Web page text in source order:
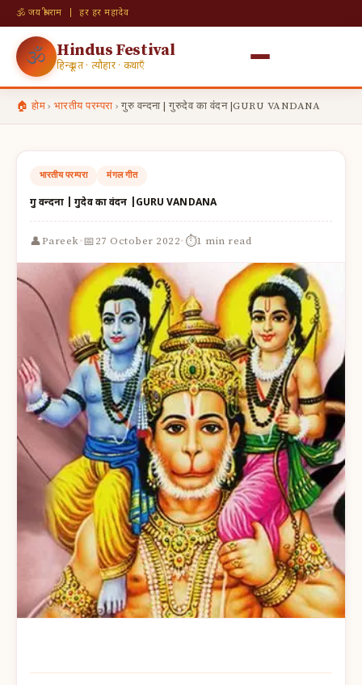
🕉 जय श्री राम | हर हर महादेव
🕉 Hindus Festival
हिन्दू व्रत · त्यौहार · कथाएँ
🏠 होम› भारतीय परम्परा › गुरु वन्दना | गुरुदेव का वंदन |GURU VANDANA
भारतीय परम्परा मंगल गीत
गुरु वन्दना | गुरुदेव का वंदन |GURU VANDANA
👤Pareek·📅27 October 2022·⏱1 min read